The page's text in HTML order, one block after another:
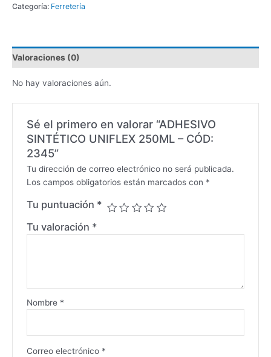
Categoría: Ferretería
Valoraciones (0)
No hay valoraciones aún.
Sé el primero en valorar “ADHESIVO
SINTÉTICO UNIFLEX 250ML – CÓD:
2345”
Tu dirección de correo electrónico no será publicada.
Los campos obligatorios están marcados con *
Tu puntuación *
Tu valoración *
Nombre *
Correo electrónico *